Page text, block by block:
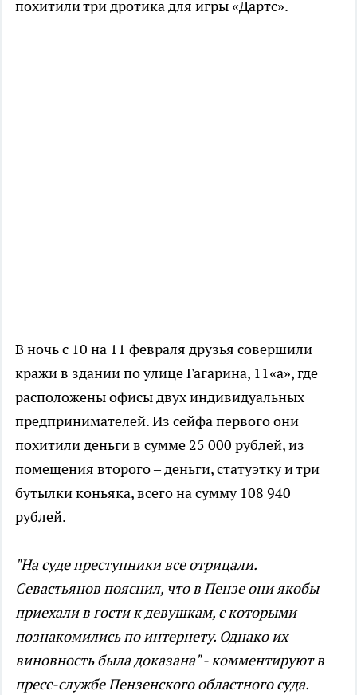
похитили три дротика для игры «Дартс».
В ночь с 10 на 11 февраля друзья совершили
кражи в здании по улице Гагарина, 11«а», где
расположены офисы двух индивидуальных
предпринимателей. Из сейфа первого они
похитили деньги в сумме 25 000 рублей, из
помещения второго – деньги, статуэтку и три
бутылки коньяка, всего на сумму 108 940
рублей.
"На суде преступники все отрицали.
Севастьянов пояснил, что в Пензе они якобы
приехали в гости к девушкам, с которыми
познакомились по интернету. Однако их
виновность была доказана" - комментируют в
пресс-службе Пензенского областного суда.